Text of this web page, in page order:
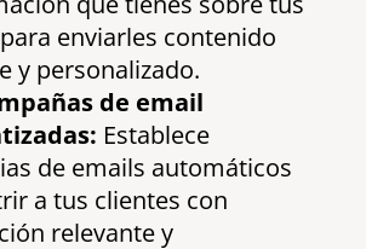
enviarles contenido
y personalizado.
de email
Establece
de emails automáticos
a tus clientes con
relevante y